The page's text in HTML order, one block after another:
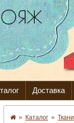
Доставка
» Каталог » Ткани